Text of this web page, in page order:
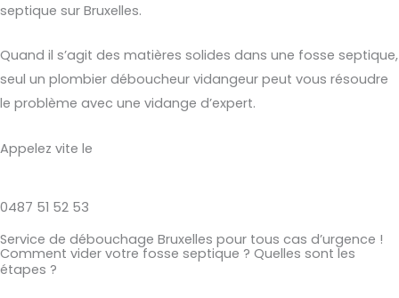
septique sur Bruxelles.
Quand il s’agit des matières solides dans une fosse septique,
seul un plombier déboucheur vidangeur peut vous résoudre
le problème avec une vidange d’expert.
Appelez vite le
0487 51 52 53
Service de débouchage Bruxelles pour tous cas d’urgence !
Comment vider votre fosse septique ? Quelles sont les
étapes ?